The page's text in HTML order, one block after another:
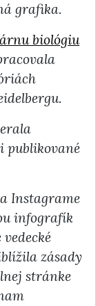
grafika.
biológiu
publikované
Instagrame
infografík
zásady
stránke